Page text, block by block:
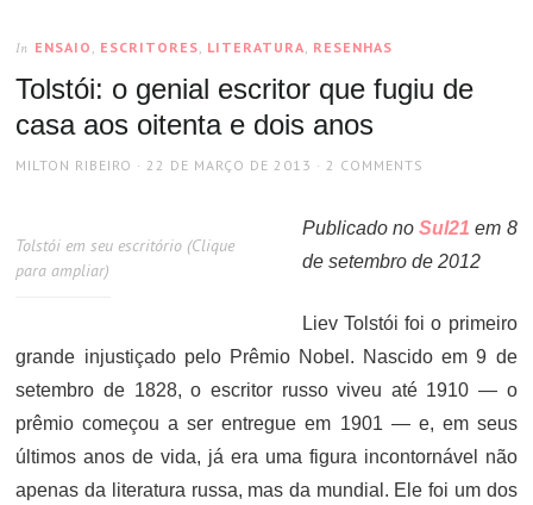
In ENSAIO , ESCRITORES, LITERATURA, RESENHAS
Tolstói: o genial escritor que fugiu de
casa aos oitenta e dois anos
AUTHOR
MILTON RIBEIRO
POSTED
22 DE MARÇO DE 2013 2 COMMENTS
Tolstói em seu escritório (Clique
para ampliar)
Publicado noSul21 em 8
de setembro de 2012
Liev Tolstói foi o primeiro
grande injustiçado pelo Prêmio Nobel. Nascido em 9 de
setembro de 1828, o escritor russo viveu até 1910 — o
prêmio começou a ser entregue em 1901 — e, em seus
últimos anos de vida, já era uma figura incontornável não
apenas da literatura russa, mas da mundial. Ele foi um dos